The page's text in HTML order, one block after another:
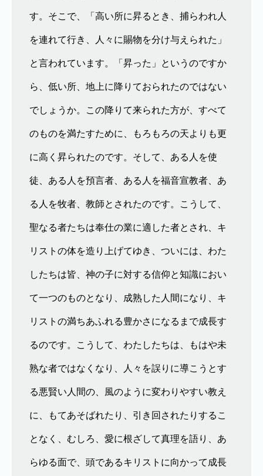
す。そこで、「高い所に昇るとき、捕らわれ人
を連れて行き、人々に賜物を分け与えられた」
と言われています。「昇った」というのですか
ら、低い所、地上に降りておられたのではない
でしょうか。この降りて来られた方が、すべて
のものを満たすために、もろもろの天よりも更
に高く昇られたのです。そして、ある人を使
徒、ある人を預言者、ある人を福音宣教者、あ
る人を牧者、教師とされたのです。こうして、
聖なる者たちは奉仕の業に適した者とされ、キ
リストの体を造り上げてゆき、ついには、わた
したちは皆、神の子に対する信仰と知識におい
て一つのものとなり、成熟した人間になり、キ
リストの満ちあふれる豊かさになるまで成長す
るのです。こうして、わたしたちは、もはや未
熟な者ではなくなり、人々を誤りに導こうとす
る悪賢い人間の、風のように変わりやすい教え
に、もてあそばれたり、引き回されたりするこ
となく、むしろ、愛に根ざして真理を語り、あ
らゆる面で、頭であるキリストに向かって成長